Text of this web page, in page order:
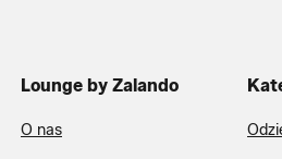
Lounge by Zalando
O nas